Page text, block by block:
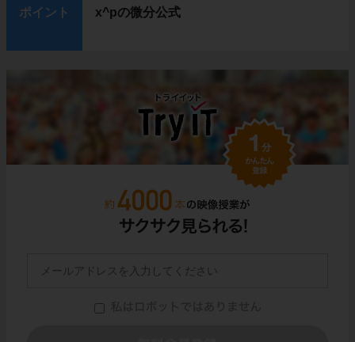
ポイント x^pの微分公式